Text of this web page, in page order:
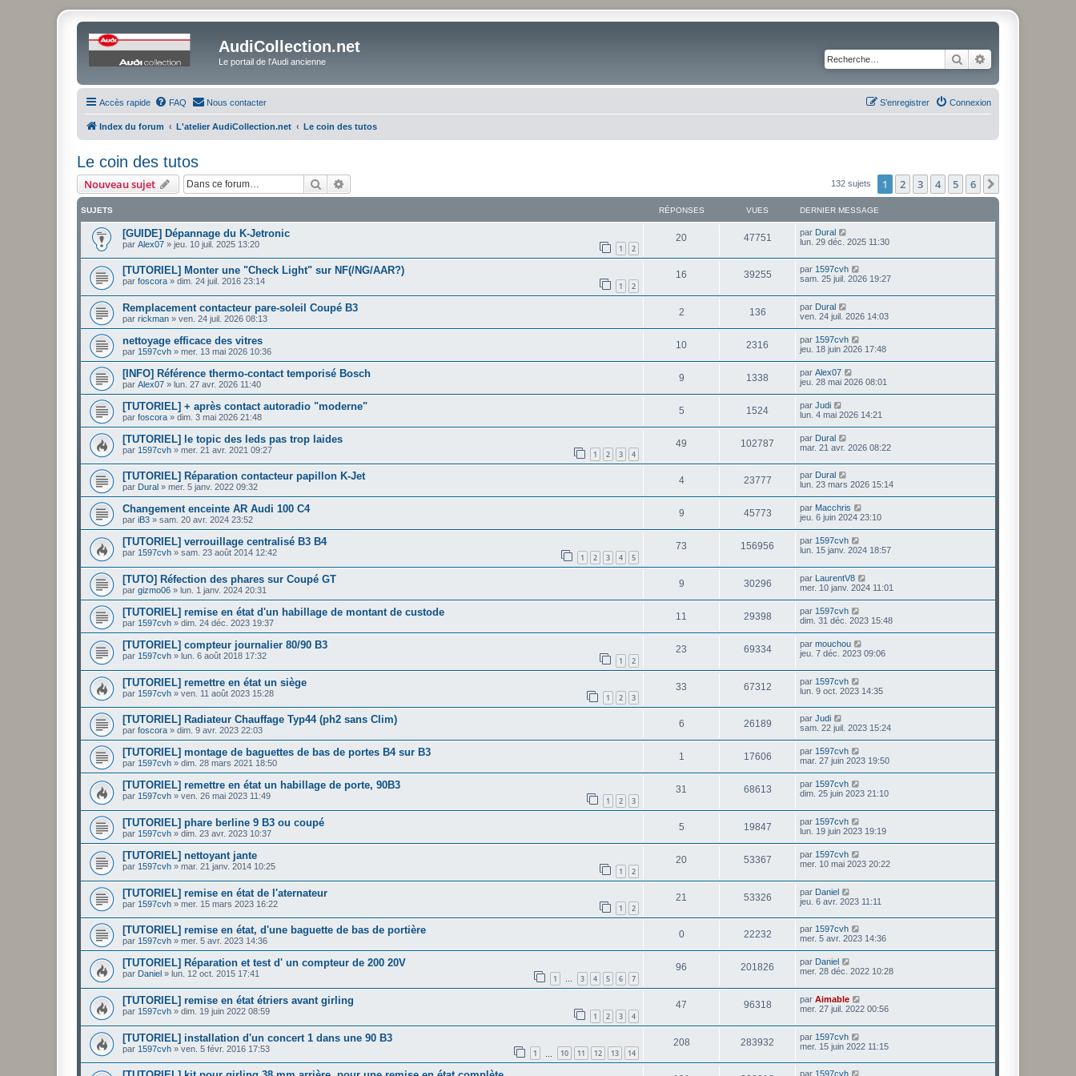
AudiCollection.net
Le portail de l'Audi ancienne Rechercher
Accès rapide FAQ Nous contacter Connexion
S’enregistrer
Index du forum L'atelier AudiCollection.net Le coin des tutos
Le coin des tutos
Nouveau sujet Rechercher 132 sujets 1 2 3 4 5 6
SUJETS RÉPONSES VUES DERNIER MESSAGE
[GUIDE] Dépannage du K-Jetronic
par Alex07 » jeu. 10 juil. 2025 13:20 1 2
20 47751 par Dural
lun. 29 déc. 2025 11:30
[TUTORIEL] Monter une "Check Light" sur NF(/NG/AAR?)
par foscora » dim. 24 juil. 2016 23:14 1 2
16 39255 par 1597cvh
sam. 25 juil. 2026 19:27
Remplacement contacteur pare-soleil Coupé B3
par rickman » ven. 24 juil. 2026 08:13
2 136 par Dural
ven. 24 juil. 2026 14:03
nettoyage efficace des vitres
par 1597cvh » mer. 13 mai 2026 10:36
10 2316 par 1597cvh
jeu. 18 juin 2026 17:48
[INFO] Référence thermo-contact temporisé Bosch
par Alex07 » lun. 27 avr. 2026 11:40
9 1338 par Alex07
jeu. 28 mai 2026 08:01
[TUTORIEL] + après contact autoradio "moderne"
par foscora » dim. 3 mai 2026 21:48
5 1524 par Judi
lun. 4 mai 2026 14:21
[TUTORIEL] le topic des leds pas trop laides
par 1597cvh » mer. 21 avr. 2021 09:27 1 2 3 4
49 102787 par Dural
mar. 21 avr. 2026 08:22
[TUTORIEL] Réparation contacteur papillon K-Jet
par Dural » mer. 5 janv. 2022 09:32
4 23777 par Dural
lun. 23 mars 2026 15:14
Changement enceinte AR Audi 100 C4
par iB3 » sam. 20 avr. 2024 23:52
9 45773 par Macchris
jeu. 6 juin 2024 23:10
[TUTORIEL] verrouillage centralisé B3 B4
par 1597cvh » sam. 23 août 2014 12:42 1 2 3 4 5
73 156956 par 1597cvh
lun. 15 janv. 2024 18:57
[TUTO] Réfection des phares sur Coupé GT
par gizmo06 » lun. 1 janv. 2024 20:31
9 30296 par LaurentV8
mer. 10 janv. 2024 11:01
[TUTORIEL] remise en état d'un habillage de montant de custode
par 1597cvh » dim. 24 déc. 2023 19:37
11 29398 par 1597cvh
dim. 31 déc. 2023 15:48
[TUTORIEL] compteur journalier 80/90 B3
par 1597cvh » lun. 6 août 2018 17:32 1 2
23 69334 par mouchou
jeu. 7 déc. 2023 09:06
[TUTORIEL] remettre en état un siège
par 1597cvh » ven. 11 août 2023 15:28 1 2 3
33 67312 par 1597cvh
lun. 9 oct. 2023 14:35
[TUTORIEL] Radiateur Chauffage Typ44 (ph2 sans Clim)
par foscora » dim. 9 avr. 2023 22:03
6 26189 par Judi
sam. 22 juil. 2023 15:24
[TUTORIEL] montage de baguettes de bas de portes B4 sur B3
par 1597cvh » dim. 28 mars 2021 18:50
1 17606 par 1597cvh
mar. 27 juin 2023 19:50
[TUTORIEL] remettre en état un habillage de porte, 90B3
par 1597cvh » ven. 26 mai 2023 11:49 1 2 3
31 68613 par 1597cvh
dim. 25 juin 2023 21:10
[TUTORIEL] phare berline 9 B3 ou coupé
par 1597cvh » dim. 23 avr. 2023 10:37
5 19847 par 1597cvh
lun. 19 juin 2023 19:19
[TUTORIEL] nettoyant jante
par 1597cvh » mar. 21 janv. 2014 10:25 1 2
20 53367 par 1597cvh
mer. 10 mai 2023 20:22
[TUTORIEL] remise en état de l'aternateur
par 1597cvh » mer. 15 mars 2023 16:22 1 2
21 53326 par Daniel
jeu. 6 avr. 2023 11:11
[TUTORIEL] remise en état, d'une baguette de bas de portière
par 1597cvh » mer. 5 avr. 2023 14:36
0 22232 par 1597cvh
mer. 5 avr. 2023 14:36
[TUTORIEL] Réparation et test d' un compteur de 200 20V
par Daniel » lun. 12 oct. 2015 17:41 1 … 3 4 5 6 7
96 201826 par Daniel
mer. 28 déc. 2022 10:28
[TUTORIEL] remise en état étriers avant girling
par 1597cvh » dim. 19 juin 2022 08:59 1 2 3 4
47 96318 par Aimable
mer. 27 juil. 2022 00:56
[TUTORIEL] installation d'un concert 1 dans une 90 B3
par 1597cvh » ven. 5 févr. 2016 17:53 1 10 11 12 13 14
208 283932 par 1597cvh
mer. 15 juin 2022 11:15
par 1597cvh